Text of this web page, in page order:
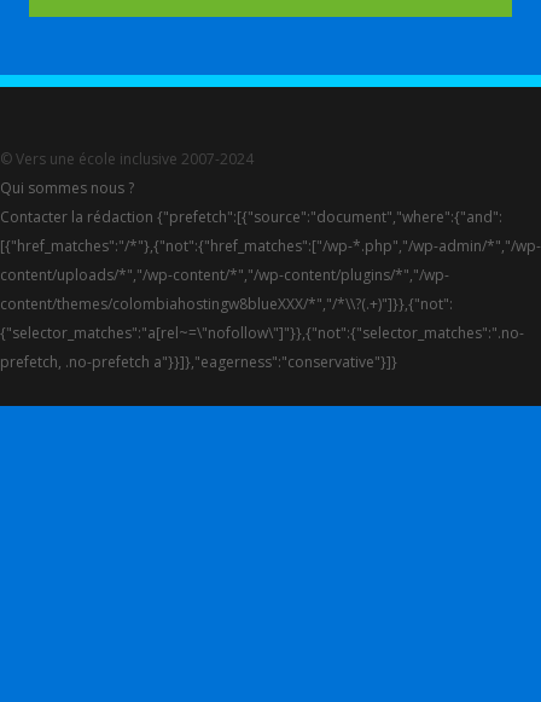
© Vers une école inclusive 2007-2024
Qui sommes nous ?
Contacter la rédaction {"prefetch":[{"source":"document","where":{"and":
[{"href_matches":"/*"},{"not":{"href_matches":["/wp-*.php","/wp-admin/*","/wp-
content/uploads/*","/wp-content/*","/wp-content/plugins/*","/wp-
content/themes/colombiahostingw8blueXXX/*","/*\\?(.+)"]}},{"not":
{"selector_matches":"a[rel~=\"nofollow\"]"}},{"not":{"selector_matches":".no-
prefetch, .no-prefetch a"}}]},"eagerness":"conservative"}]}